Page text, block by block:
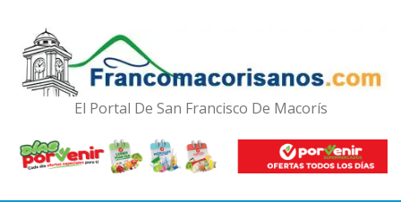
El Portal De San Francisco De Macorís